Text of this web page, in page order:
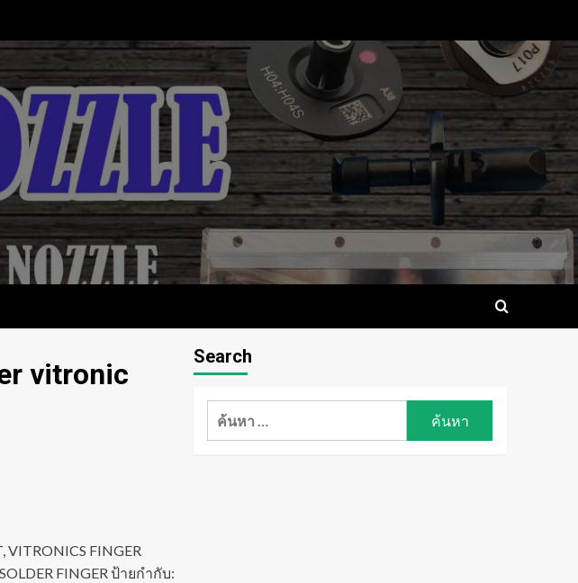
vitronic
,VITRONICS FINGER
FINGERป้ายกำกับ:
Search
ค้นหา